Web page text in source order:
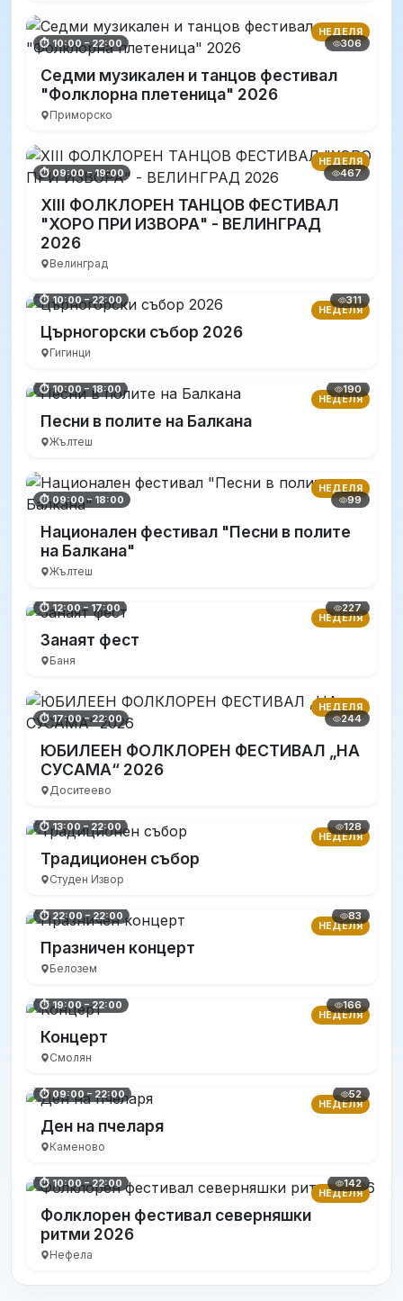
НЕДЕЛЯ
⏱ 10:00 – 22:00 306
Седми музикален и танцов фестивал
"Фолклорна плетеница" 2026
Приморско
НЕДЕЛЯ
⏱ 09:00 – 19:00 467
XIII ФОЛКЛОРЕН ТАНЦОВ ФЕСТИВАЛ
"ХОРО ПРИ ИЗВОРА" - ВЕЛИНГРАД
2026
Велинград
НЕДЕЛЯ
⏱ 10:00 – 22:00 311
Църногорски събор 2026
Гигинци
НЕДЕЛЯ
⏱ 10:00 – 18:00 190
Песни в полите на Балкана
Жълтеш
НЕДЕЛЯ
⏱ 09:00 – 18:00 99
Национален фестивал "Песни в полите
на Балкана"
Жълтеш
НЕДЕЛЯ
⏱ 12:00 – 17:00 227
Занаят фест
Баня
НЕДЕЛЯ
⏱ 17:00 – 22:00 244
ЮБИЛЕЕН ФОЛКЛОРЕН ФЕСТИВАЛ „НА
СУСАМА“ 2026
Доситеево
НЕДЕЛЯ
⏱ 13:00 – 22:00 128
Традиционен събор
Студен Извор
НЕДЕЛЯ
⏱ 22:00 – 22:00 83
Празничен концерт
Белозем
НЕДЕЛЯ
⏱ 19:00 – 22:00 166
Концерт
Смолян
НЕДЕЛЯ
⏱ 09:00 – 22:00 52
Ден на пчеларя
Каменово
НЕДЕЛЯ
⏱ 10:00 – 22:00 142
Фолклорен фестивал северняшки
ритми 2026
Нефела